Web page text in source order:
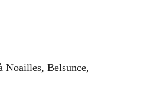
Noailles, Belsunce,